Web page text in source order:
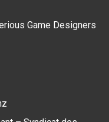
Game Designers